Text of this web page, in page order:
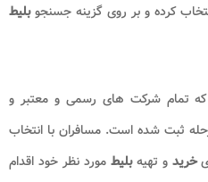
کرده و بر روی گزینه جسنجوبلیط
که تمام شرکت های رسمی و معتبر و
ثبت شده است. مسافران با انتخاب
خریدو تهیهبلیطمورد نظر خود اقدام